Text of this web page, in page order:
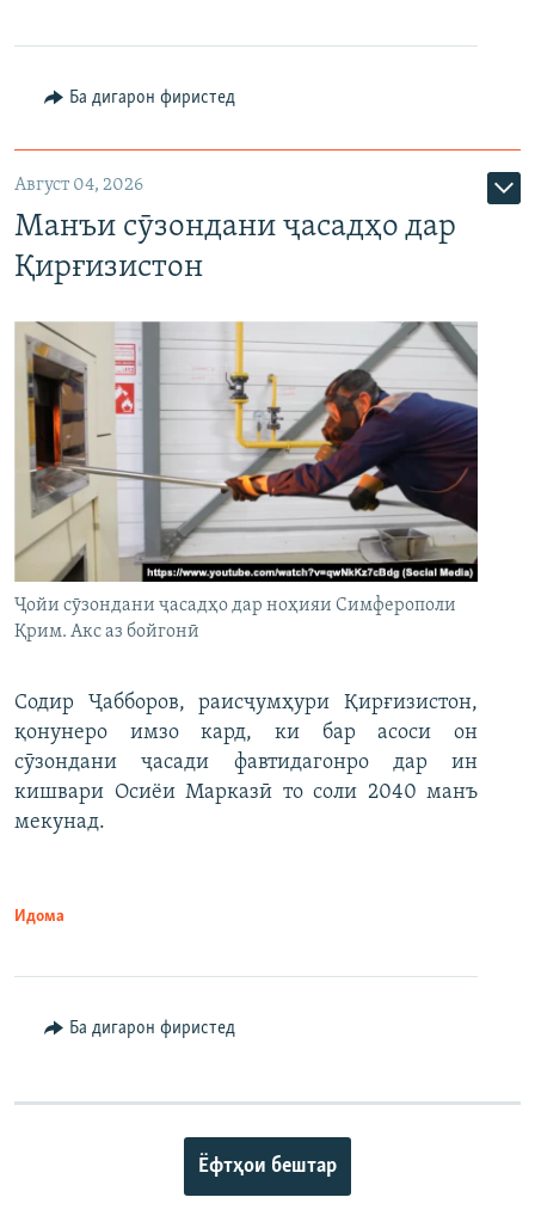
Ба дигарон фиристед
Август 04, 2026
Манъи сӯзондани ҷасадҳо дар
Қирғизистон
Ҷойи сӯзондани ҷасадҳо дар ноҳияи Симферополи
Қрим. Акс аз бойгонӣ
Содир Ҷабборов, раисҷумҳури Қирғизистон,
қонунеро имзо кард, ки бар асоси он
сӯзондани ҷасади фавтидагонро дар ин
кишвари Осиёи Марказӣ то соли 2040 манъ
мекунад.
Идома
Ба дигарон фиристед
Ёфтҳои бештар